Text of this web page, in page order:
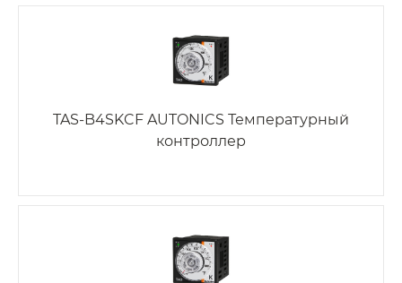
TAS-B4SKCF AUTONICS Температурный
контроллер